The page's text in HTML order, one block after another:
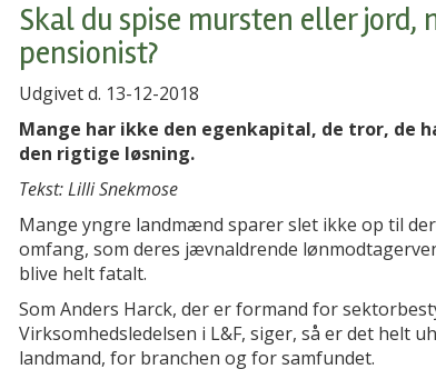
Skal du spise mursten eller jord,
pensionist?
Udgivet d. 13-12-2018
Mange har ikke den egenkapital, de tror, de
den rigtige løsning.
Tekst: Lilli Snekmose
Mange yngre landmænd sparer slet ikke op til
omfang, som deres jævnaldrende
blive helt fatalt.
Som Anders Harck, der er formand for
Virksomhedsledelsen i L&F, siger, så er det helt
landmand, for branchen og for samfundet.